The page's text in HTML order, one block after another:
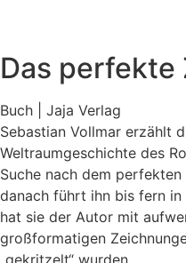
Das perfekte
Buch | Jaja Verlag
Sebastian Vollmar erzählt
Weltraumgeschichte des
Suche nach dem
danach führt ihn bis fern
hat sie der Autor mit
großformatigen
„gekritzelt“ wurden.